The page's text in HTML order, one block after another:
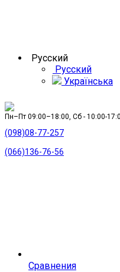
Русский
Русский
Українська
Пн–Пт 09:00–18:00, Сб - 10:00-
(098)08-77-257
(066)136-76-56
Сравнения